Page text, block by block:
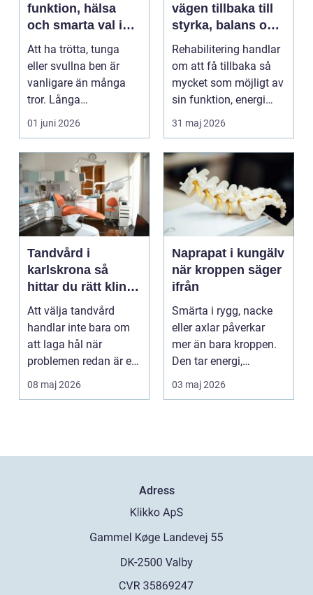
funktion, hälsa
och smarta val i
vardagen
Att ha trötta, tunga
eller svullna ben är
vanligare än många
tror. Långa
arbetsdagar på hårda
01 juni 2026
vägen tillbaka till
styrka, balans och
vardag
Rehabilitering handlar
om att få tillbaka så
mycket som möjligt av
sin funktion, energi
och trygghet...
31 maj 2026
Tandvård i
karlskrona så
hittar du rätt klinik
för långsiktig
munhälsa
Att välja tandvård
handlar inte bara om
att laga hål när
problemen redan är ett
faktum. Det handlar ...
08 maj 2026
Naprapat i kungälv
när kroppen säger
ifrån
Smärta i rygg, nacke
eller axlar påverkar
mer än bara kroppen.
Den tar energi,
koncentration och
03 maj 2026
Adress